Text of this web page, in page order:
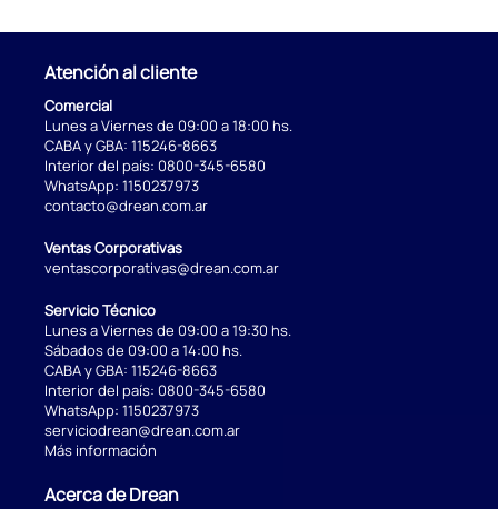
Atención al cliente
Comercial
Lunes a Viernes de 09:00 a 18:00 hs.
CABA y GBA: 115246-8663
Interior del país: 0800-345-6580
WhatsApp: 1150237973
contacto@drean.com.ar
Ventas Corporativas
ventascorporativas@drean.com.ar
Servicio Técnico
Lunes a Viernes de 09:00 a 19:30 hs.
Sábados de 09:00 a 14:00 hs.
CABA y GBA: 115246-8663
Interior del país: 0800-345-6580
WhatsApp: 1150237973
serviciodrean@drean.com.ar
Más información
Acerca de Drean